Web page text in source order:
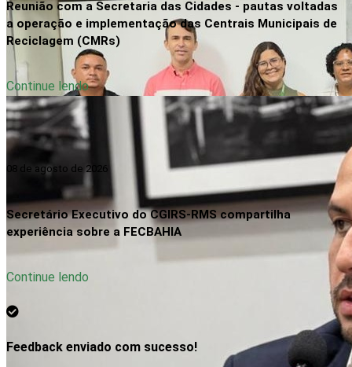
Reunião com a Secretaria das Cidades - pautas voltadas
a operação e implementação das Centrais Municipais de
Reciclagem (CMRs)
Continue lendo
08 de agosto de 2026
Secretário Executivo do CGIRS-RMS compartilha
experiência sobre a FECBAHIA
Continue lendo
Feedback enviado com sucesso!